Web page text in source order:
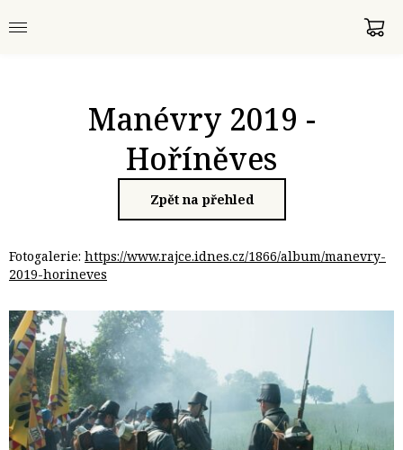
Zpět na přehled
Manévry 2019 -
Hoříněves
Fotogalerie: https://www.rajce.idnes.cz/1866/album/manevry-
2019-horineves